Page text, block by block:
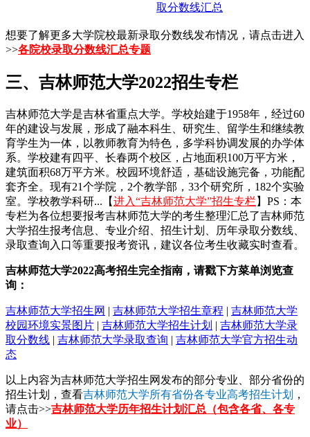
取分数线汇总
想要了解更多大学院校最新录取分数线发布情况，请点击进入
>>各院校录取分数线汇总专题
三、吉林师范大学2022招生专栏
吉林师范大学是吉林省重点大学。学校始建于1958年，经过60
年的建设与发展，形成了融本科生、研究生、留学生和继续教
育学生为一体，以教师教育为特色，多学科协调发展的办学体
系。学校建有四平、长春两个校区，占地面积100万平方米，
建筑面积68万平方米。校园环境舒适，基础设施完备，功能配
套齐全。现有21个学院，2个教学部，33个研究所，182个实验
室。学校教学科研...【进入“吉林师范大学”招生专栏】PS：本
专栏为各位想要报考吉林师范大学的考生整理汇总了吉林师范
大学招生报考信息、专业介绍、招生计划、历年录取分数线、
录取查询入口等重要报考资讯，建议各位考生收藏实时查看。
吉林师范大学2022高考招生完全指南，请戳下方菜单浏览查
询：
吉林师范大学招生网 | 吉林师范大学招生章程 | 吉林师范大学
校园环境实景图片 | 吉林师范大学招生计划 | 吉林师范大学录
取分数线 | 吉林师范大学录取查询 | 吉林师范大学官方招生动
态
以上内容为吉林师范大学招生网发布的部分专业、部分省份的
招生计划，查看吉林师范大学所有省份各专业高考招生计划
，
请点击>>吉林师范大学历年招生计划汇总（包含各省、各专
业）